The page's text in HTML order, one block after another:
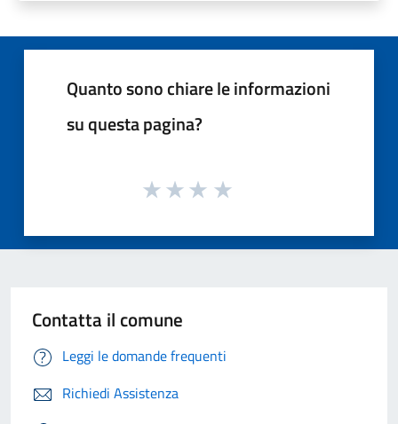
Quanto sono chiare le informazioni
su questa pagina?
Contatta il comune
Leggi le domande frequenti
Richiedi Assistenza